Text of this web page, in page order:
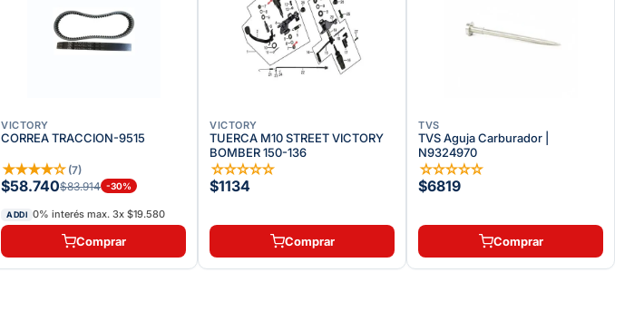
VICTORY
CORREA TRACCION-9515
★★★★☆ (7)
$58.740$83.914 -30%
ADDI 0% interés max. 3x $19.580
Comprar
VICTORY
TUERCA M10 STREET VICTORY
BOMBER 150-136
☆☆☆☆☆
$1134
Comprar
TVS
TVS Aguja Carburador |
N9324970
☆☆☆☆☆
$6819
Comprar